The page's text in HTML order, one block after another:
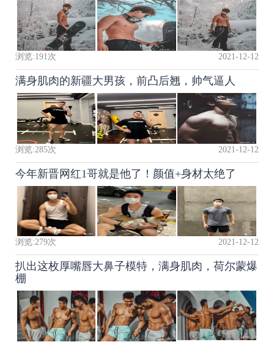
浏览:191 次 2021-12-12
满身肌肉的新疆大男孩，前凸后翘，帅气逼人
浏览:285次 2021-12-12
今年新晋网红1哥就是他了！颜值+身材太绝了
浏览:279次 2021-12-12
扒出这枚厚嘴唇大鼻子模特，满身肌肉，荷尔蒙爆
棚